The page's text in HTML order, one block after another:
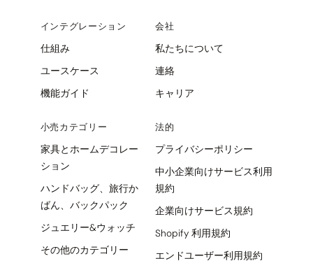
インテグレーション
仕組み
ユースケース
機能ガイド
小売カテゴリー
家具とホームデコレー
ション
ハンドバッグ、旅行か
ばん、バックパック
ジュエリー&ウォッチ
その他のカテゴリー
会社
私たちについて
連絡
キャリア
法的
プライバシーポリシー
中小企業向けサービス利用
規約
企業向けサービス規約
Shopify 利用規約
エンドユーザー利用規約